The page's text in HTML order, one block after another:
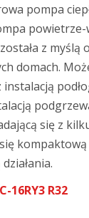
pompa
z myślą
domach.
instalacją
się z
16RY3 R32